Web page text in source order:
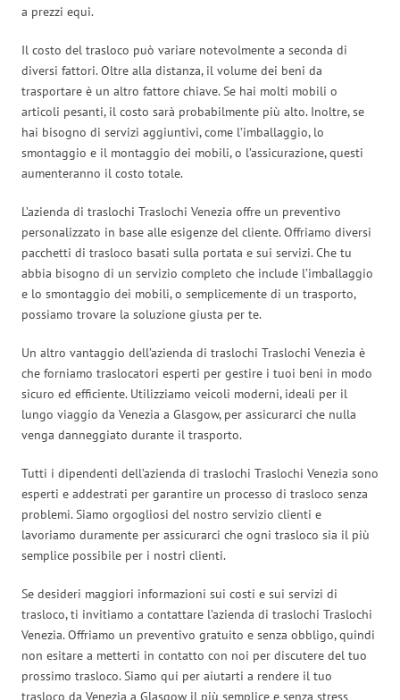
a prezzi equi.
Il costo del trasloco può variare notevolmente a seconda di
diversi fattori. Oltre alla distanza, il volume dei beni da
trasportare è un altro fattore chiave. Se hai molti mobili o
articoli pesanti, il costo sarà probabilmente più alto. Inoltre, se
hai bisogno di servizi aggiuntivi, come l’imballaggio, lo
smontaggio e il montaggio dei mobili, o l’assicurazione, questi
aumenteranno il costo totale.
L’azienda di traslochi Traslochi Venezia offre un preventivo
personalizzato in base alle esigenze del cliente. Offriamo diversi
pacchetti di trasloco basati sulla portata e sui servizi. Che tu
abbia bisogno di un servizio completo che include l’imballaggio
e lo smontaggio dei mobili, o semplicemente di un trasporto,
possiamo trovare la soluzione giusta per te.
Un altro vantaggio dell’azienda di traslochi Traslochi Venezia è
che forniamo traslocatori esperti per gestire i tuoi beni in modo
sicuro ed efficiente. Utilizziamo veicoli moderni, ideali per il
lungo viaggio da Venezia a Glasgow, per assicurarci che nulla
venga danneggiato durante il trasporto.
Tutti i dipendenti dell’azienda di traslochi Traslochi Venezia sono
esperti e addestrati per garantire un processo di trasloco senza
problemi. Siamo orgogliosi del nostro servizio clienti e
lavoriamo duramente per assicurarci che ogni trasloco sia il più
semplice possibile per i nostri clienti.
Se desideri maggiori informazioni sui costi e sui servizi di
trasloco, ti invitiamo a contattare l’azienda di traslochi Traslochi
Venezia. Offriamo un preventivo gratuito e senza obbligo, quindi
non esitare a metterti in contatto con noi per discutere del tuo
prossimo trasloco. Siamo qui per aiutarti a rendere il tuo
trasloco da Venezia a Glasgow il più semplice e senza stress